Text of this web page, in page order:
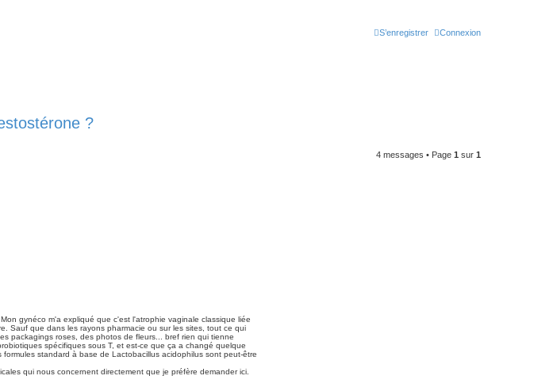
Connexion
S’enregistrer
?
4 messages • Page 1 sur 1
gynéco m'a expliqué que c'est l'atrophie vaginale classique liée
Sauf que dans les rayons pharmacie ou sur les sites, tout ce qui
packagings roses, des photos de fleurs... bref rien qui tienne
spécifiques sous T, et est-ce que ça a changé quelque
standard à base de Lactobacillus acidophilus sont peut-être
qui nous concernent directement que je préfère demander ici.